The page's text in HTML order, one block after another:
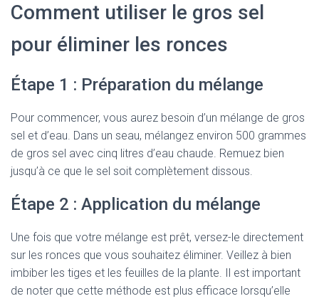
Comment utiliser le gros sel
pour éliminer les ronces
Étape 1 : Préparation du mélange
Pour commencer, vous aurez besoin d’un mélange de gros
sel et d’eau. Dans un seau, mélangez environ 500 grammes
de gros sel avec cinq litres d’eau chaude. Remuez bien
jusqu’à ce que le sel soit complètement dissous.
Étape 2 : Application du mélange
Une fois que votre mélange est prêt, versez-le directement
sur les ronces que vous souhaitez éliminer. Veillez à bien
imbiber les tiges et les feuilles de la plante. Il est important
de noter que cette méthode est plus efficace lorsqu’elle